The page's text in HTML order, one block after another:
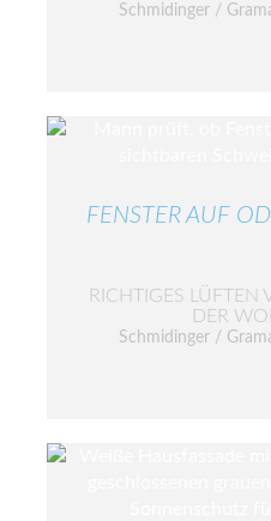
Schmidinger /
FENSTER AUF
RICHTIGES LÜFTEN
DER
Schmidinger /